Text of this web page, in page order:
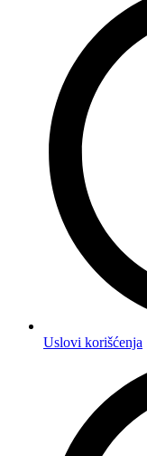
Uslovi korišćenja